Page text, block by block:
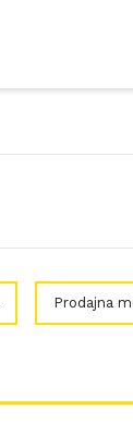
Prodajna